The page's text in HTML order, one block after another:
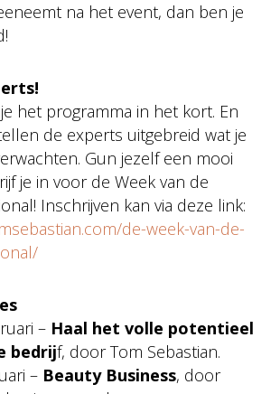
na het event, dan ben je
het programma in het kort. En
de experts uitgebreid wat je
Gun jezelf een mooi
je in voor de Week van de
Inschrijven kan via deze link:
de-week-van-de-
– Haal het volle potentieel
bedrijf, door Tom Sebastian.
– Beauty Business, door